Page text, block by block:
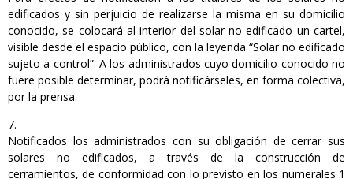
edificados y sin perjuicio de realizarse la misma en su domicilio
conocido, se colocará al interior del solar no edificado un cartel,
visible desde el espacio público, con la leyenda “Solar no edificado
sujeto a control”. A los administrados cuyo domicilio conocido no
fuere posible determinar, podrá notificárseles, en forma colectiva,
por la prensa.
Notificados los administrados con su obligación de cerrar sus
solares no edificados, a través de la construcción de
cerramientos, de conformidad con lo previsto en los numerales 1